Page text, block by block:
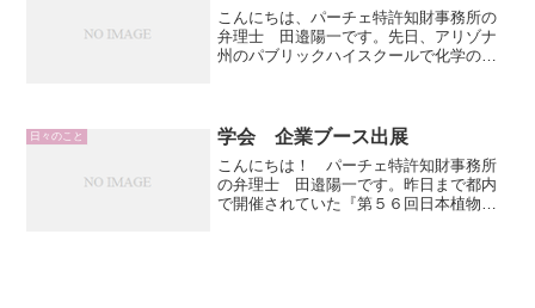
こんにちは、パーチェ特許知財事務所の
弁理士 田邉陽一です。先日、アリゾナ
州のパブリックハイスクールで化学の先
ーティーをしたのですが、...
日々のこと 学会 企業ブース出展
こんにちは！ パーチェ特許知財事務所
の弁理士 田邉陽一です。昨日まで都内
で開催されていた『第５６回日本植物生